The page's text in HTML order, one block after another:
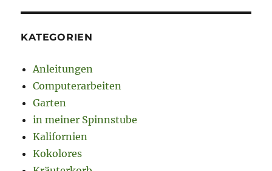
KATEGORIEN
Anleitungen
Computerarbeiten
Garten
in meiner Spinnstube
Kalifornien
Kokolores